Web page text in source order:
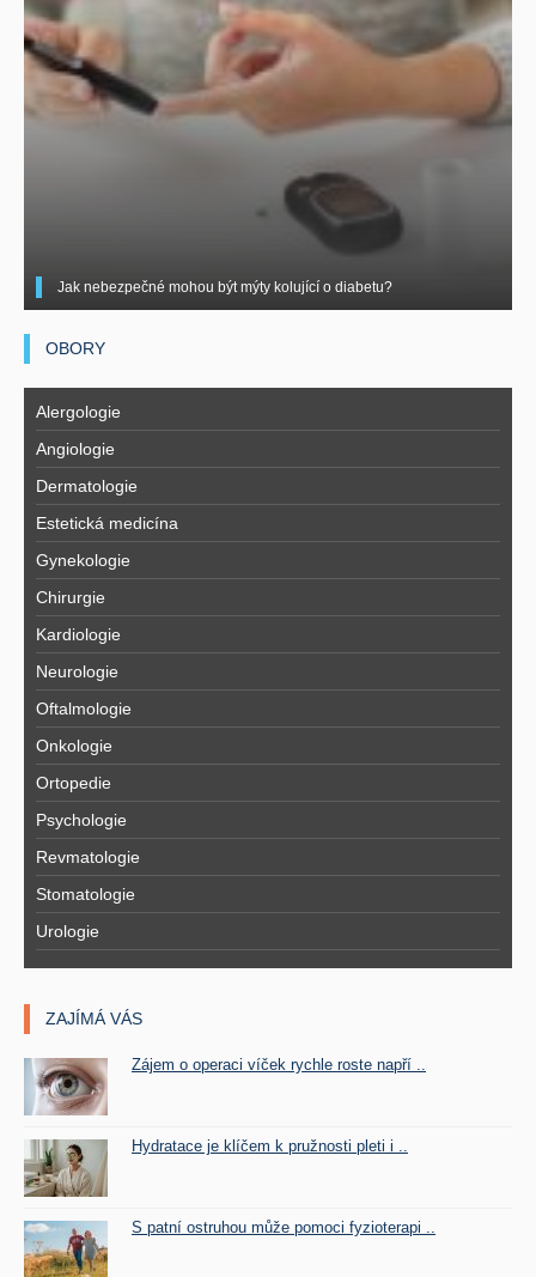
Jak nebezpečné mohou být mýty kolující o diabetu?
OBORY
Alergologie
Angiologie
Dermatologie
Estetická medicína
Gynekologie
Chirurgie
Kardiologie
Neurologie
Oftalmologie
Onkologie
Ortopedie
Psychologie
Revmatologie
Stomatologie
Urologie
ZAJÍMÁ VÁS
Zájem o operaci víček rychle roste napří ..
Hydratace je klíčem k pružnosti pleti i ..
S patní ostruhou může pomoci fyzioterapi ..